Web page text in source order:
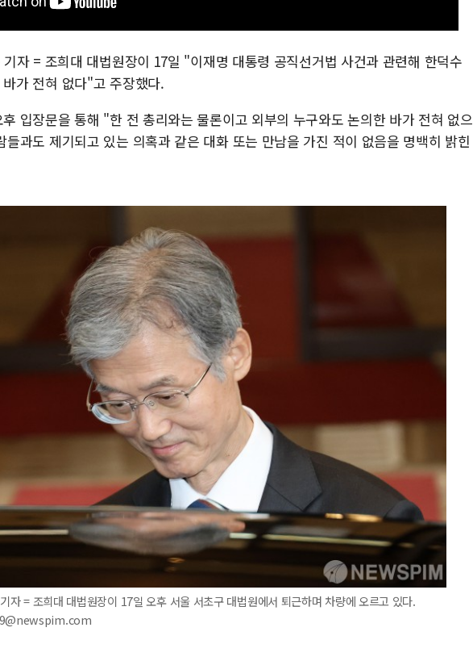
자 = 조희대 대법원장이 17일 "이재명 대통령 공직선거법 사건과 관련해 한덕수
가 전혀 없다"고 주장했다.
입장문을 통해 "한 전 총리와는 물론이고 외부의 누구와도 논의한 바가 전혀 없으
들과도 제기되고 있는 의혹과 같은 대화 또는 만남을 가진 적이 없음을 명백히 밝힌
자 = 조희대 대법원장이 17일 오후 서울 서초구 대법원에서 퇴근하며 차량에 오르고 있다.